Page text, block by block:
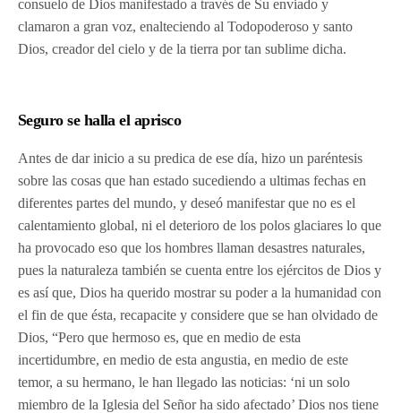
consuelo de Dios manifestado a través de Su enviado y
clamaron a gran voz, enalteciendo al Todopoderoso y santo
Dios, creador del cielo y de la tierra por tan sublime dicha.
Seguro se halla el aprisco
Antes de dar inicio a su predica de ese día, hizo un paréntesis
sobre las cosas que han estado sucediendo a ultimas fechas en
diferentes partes del mundo, y deseó manifestar que no es el
calentamiento global, ni el deterioro de los polos glaciares lo que
ha provocado eso que los hombres llaman desastres naturales,
pues la naturaleza también se cuenta entre los ejércitos de Dios y
es así que, Dios ha querido mostrar su poder a la humanidad con
el fin de que ésta, recapacite y considere que se han olvidado de
Dios, “Pero que hermoso es, que en medio de esta
incertidumbre, en medio de esta angustia, en medio de este
temor, a su hermano, le han llegado las noticias: ‘ni un solo
miembro de la Iglesia del Señor ha sido afectado’ Dios nos tiene